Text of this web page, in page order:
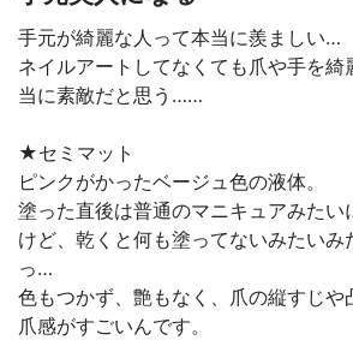
手元が綺麗な人って本当に羨ましい…
ネイルアートしてなくても爪や手を綺
当に素敵だと思う……
★セミマット
ピンクがかったベージュ色の液体。
塗った直後は普通のマニキュアみたい
けど、乾くと何も塗ってないみたいみ
っ…
色もつかず、艶もなく、爪の縦すじや
爪感がすごいんです。